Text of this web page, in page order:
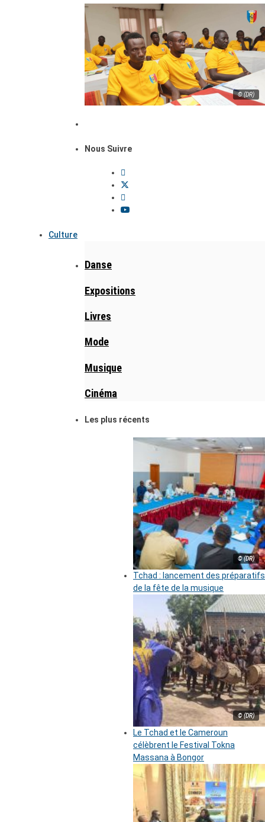
© (DR)
Nous Suivre
Culture
Danse
Expositions
Livres
Mode
Musique
Cinéma
Les plus récents
© (DR)
Tchad : lancement des préparatifs
de la fête de la musique
© (DR)
Le Tchad et le Cameroun
célèbrent le Festival Tokna
Massana à Bongor